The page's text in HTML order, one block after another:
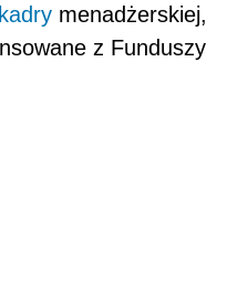
kadry menadżerskiej,
z Funduszy